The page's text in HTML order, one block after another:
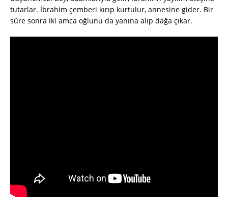
tutarlar. İbrahim çemberi kırıp kurtulur, annesine gider. Bir
süre sonra iki amca oğlunu da yanına alıp dağa çıkar.